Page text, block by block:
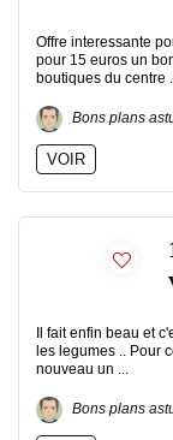
Offre interessante
pour 15 euros un
boutiques du centre
Bons plans
VOIR
Il fait enfin beau et
les legumes .. Pour
nouveau un ...
Bons plans